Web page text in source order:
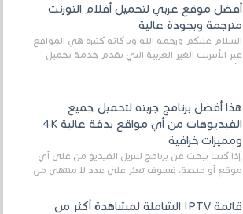
أفضل موقع عربي لتحميل أفلام التورنت
مترجمة وبجودة عالية
السلام عليكم ورحمة الله وبركاته كثيرة هي المواقع
عبر الأنترنت الغير العربية التي تقدم خدمة تحميل
الأفلام على التورنت ، ومعظم هذه المواقع ل...
هذا أفضل برنامج جربته لتحميل جميع
الفيديوهات من أي مواقع بدقة عالية 4K
ومميزات خرافية
إذا كنت تبحث عن برنامج لتنزيل الفيديو من على أي
موقع أو منصة، فسوف تعثر على عدد لا منتهي من
قائمة IPTV الشاملة لمشاهدة أكثر من